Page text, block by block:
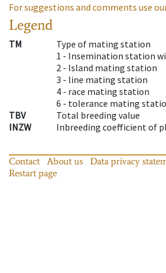
For suggestions and comments use
Legend
TM
Type of mating station
1 - Insemination station
2 - Island mating station
3 - line mating station
4 - race mating station
6 - tolerance mating
TBV
Total breeding value
INZW
Inbreeding coefficient of
Contact About us Data privacy
Restart page